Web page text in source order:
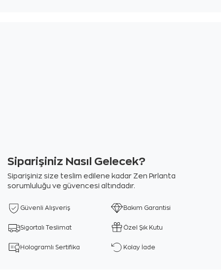
Siparişiniz Nasıl Gelecek?
Siparişiniz size teslim edilene kadar Zen Pırlanta
sorumluluğu ve güvencesi altındadır.
Güvenli Alışveriş Bakım Garantisi
Sigortalı Teslimat Özel Şık Kutu
Hologramlı Sertifika Kolay İade